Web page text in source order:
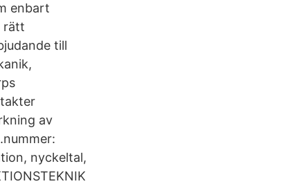
enbart
rätt
till
av
nyckeltal,